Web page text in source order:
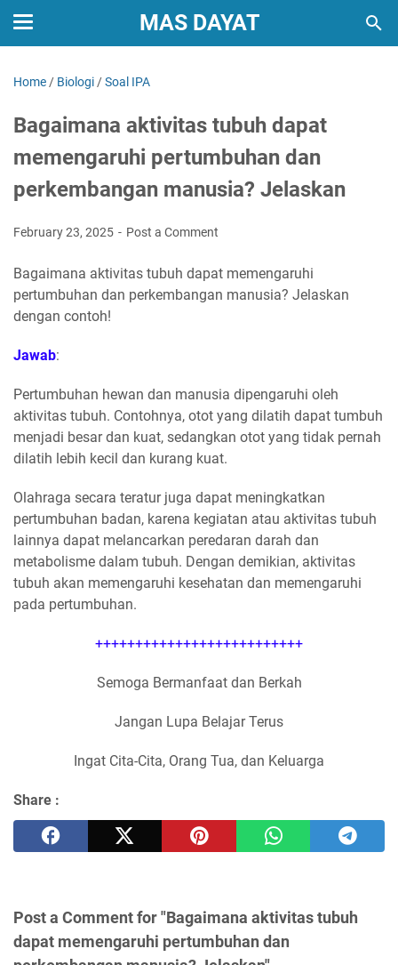
MAS DAYAT
Home / Biologi /Soal IPA
Bagaimana aktivitas tubuh dapat
memengaruhi pertumbuhan dan
perkembangan manusia? Jelaskan
February 23, 2025 Post a Comment
Bagaimana aktivitas tubuh dapat memengaruhi
pertumbuhan dan perkembangan manusia? Jelaskan
dengan contoh!
Jawab:
Pertumbuhan hewan dan manusia dipengaruhi oleh
aktivitas tubuh. Contohnya, otot yang dilatih dapat tumbuh
menjadi besar dan kuat, sedangkan otot yang tidak pernah
dilatih lebih kecil dan kurang kuat.
Olahraga secara teratur juga dapat meningkatkan
pertumbuhan badan, karena kegiatan atau aktivitas tubuh
lainnya dapat melancarkan peredaran darah dan
metabolisme dalam tubuh. Dengan demikian, aktivitas
tubuh akan memengaruhi kesehatan dan memengaruhi
pada pertumbuhan.
++++++++++++++++++++++++++
Semoga Bermanfaat dan Berkah
Jangan Lupa Belajar Terus
Ingat Cita-Cita, Orang Tua, dan Keluarga
Share :
Post a Comment for "Bagaimana aktivitas tubuh
dapat memengaruhi pertumbuhan dan